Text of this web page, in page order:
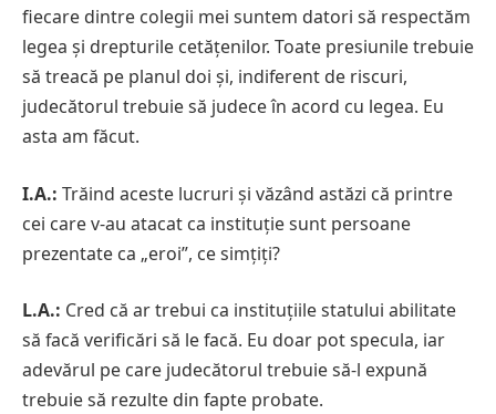
fiecare dintre colegii mei suntem datori să respectăm
legea și drepturile cetățenilor. Toate presiunile trebuie
să treacă pe planul doi și, indiferent de riscuri,
judecătorul trebuie să judece în acord cu legea. Eu
asta am făcut.
I.A.: Trăind aceste lucruri și văzând astăzi că printre
cei care v-au atacat ca instituție sunt persoane
prezentate ca „eroi”, ce simțiți?
L.A.: Cred că ar trebui ca instituțiile statului abilitate
să facă verificări să le facă. Eu doar pot specula, iar
adevărul pe care judecătorul trebuie să-l expună
trebuie să rezulte din fapte probate.